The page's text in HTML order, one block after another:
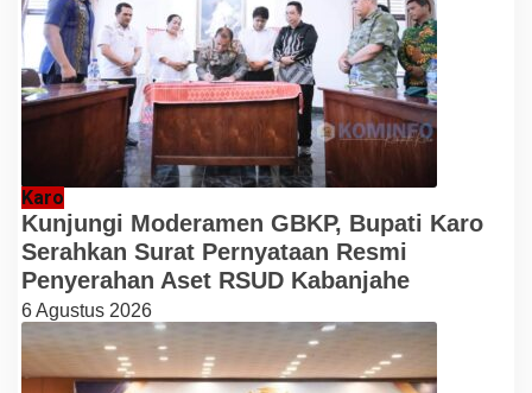
Karo
Kunjungi Moderamen GBKP, Bupati Karo
Serahkan Surat Pernyataan Resmi
Penyerahan Aset RSUD Kabanjahe
6 Agustus 2026